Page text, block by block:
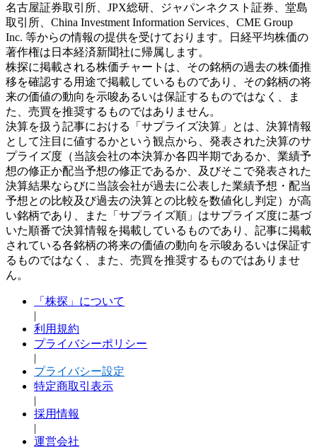
名古屋証券取引所、JPX総研、ジャパンネクスト証券、堂島
取引所、China Investment Information Services、CME Group
Inc. 等からの情報の提供を受けております。日経平均株価の
著作権は日本経済新聞社に帰属します。
株探に掲載される株価チャートは、その銘柄の過去の株価推
移を確認する用途で掲載しているものであり、その銘柄の将
来の価値の動向を示唆あるいは保証するものではなく、ま
た、売買を推奨するものではありません。
決算を扱う記事における「サプライズ決算」とは、決算情報
として注目に値するかという観点から、発表された決算のサ
プライズ度（当該会社の本決算か各四半期であるか、業績予
想の修正か配当予想の修正であるか、及びそこで発表された
決算結果ならびに当該会社が過去に公表した業績予想・配当
予想との比較及び過去の決算との比較を数値化し判定）が高
い銘柄であり、また「サプライズ順」はサプライズ度に基づ
いた順番で決算情報を掲載しているものであり、記事に掲載
されている各銘柄の将来の価値の動向を示唆あるいは保証す
るものではなく、また、売買を推奨するものではありませ
ん。
「株探」について
|
利用規約
プライバシーポリシー
|
プライバシー設定
特定商取引表示
|
採用情報
|
運営会社